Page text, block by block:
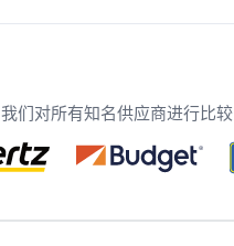
我们对所有知名供应商进行比较